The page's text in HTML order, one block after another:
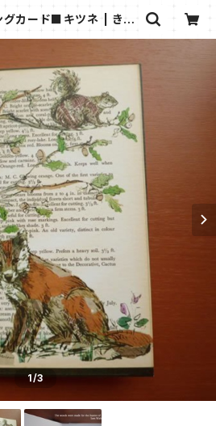
グカード■キツネ | きつ
1/3